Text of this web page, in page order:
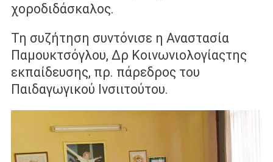
χοροδιδάσκαλος.
Τη συζήτηση συντόνισε η Αναστασία
Παμουκτσόγλου, Δρ Κοινωνιολογίαςτης
εκπαίδευσης, πρ. πάρεδρος του
Παιδαγωγικού Ινσιιτούτου.